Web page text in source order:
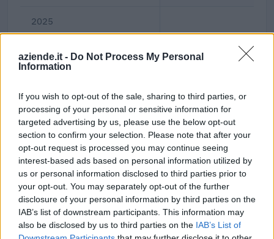
aziende.it - Do Not Process My Personal
Information
If you wish to opt-out of the sale, sharing to third parties, or
processing of your personal or sensitive information for
targeted advertising by us, please use the below opt-out
section to confirm your selection. Please note that after your
opt-out request is processed you may continue seeing
interest-based ads based on personal information utilized by
us or personal information disclosed to third parties prior to
your opt-out. You may separately opt-out of the further
disclosure of your personal information by third parties on the
IAB’s list of downstream participants. This information may
also be disclosed by us to third parties on the IAB’s List of
2025
Dove si trova
Indirizzo:Piazza Xx Settembre 4, 12042
Comune: Bra
Provincia: Cuneo
Regione:Piemonte